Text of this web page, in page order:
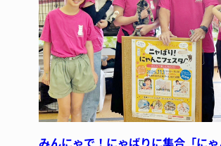
みんにゃで！にゃばりに集合「に